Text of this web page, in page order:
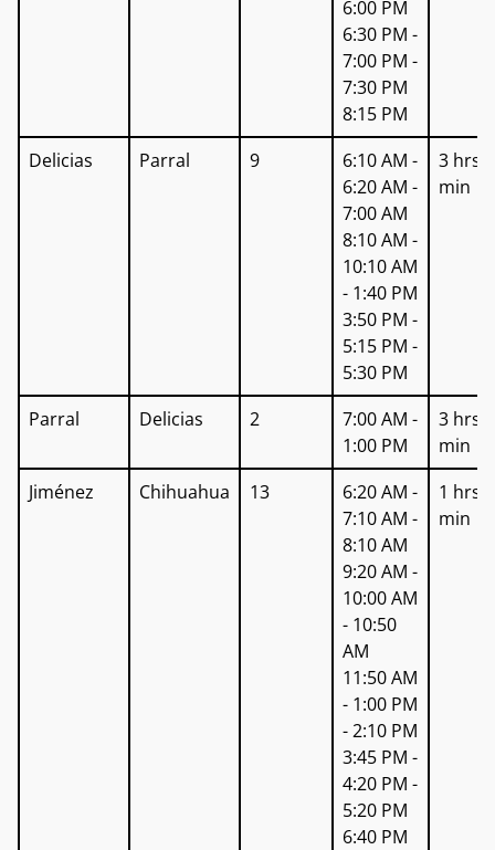
6:00 PM
6:30 PM -
7:00 PM -
7:30 PM
8:15 PM
Delicias
Parral 9
6:10 AM -
6:20 AM -
7:00 AM
8:10 AM -
10:10 AM
- 1:40 PM
3:50 PM -
5:15 PM -
5:30 PM
3 hrs
min
Parral Delicias 2
7:00 AM -
1:00 PM
3 hrs
min
Jiménez
Chihuahua 13
6:20 AM -
7:10 AM -
8:10 AM
9:20 AM -
10:00 AM
- 10:50
AM
11:50 AM
- 1:00 PM
- 2:10 PM
3:45 PM -
4:20 PM -
5:20 PM
6:40 PM
1 hrs
min